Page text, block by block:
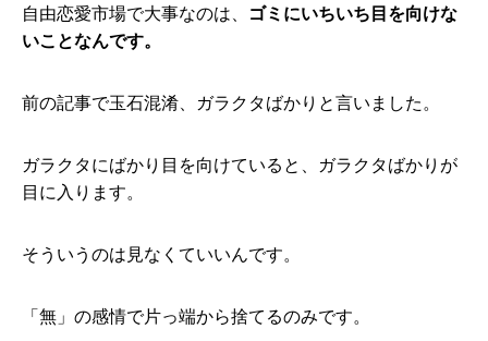
自由恋愛市場で大事なのは、
ゴミにいちいち目を向けな
いことなんです。
前の記事で玉石混淆、ガラクタばかりと言いました。
ガラクタにばかり目を向けていると、ガラクタばかりが
目に入ります。
そういうのは見なくていいんです。
「無」の感情で片っ端から捨てるのみです。